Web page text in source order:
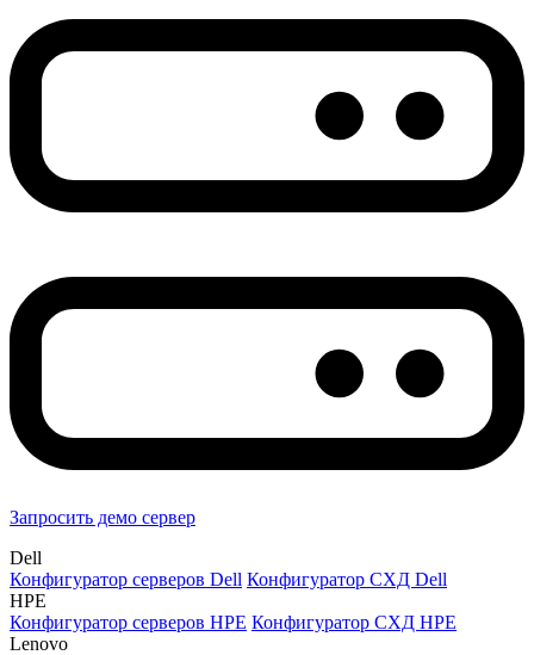
Запросить демо сервер
Dell
Конфигуратор серверов Dell Конфигуратор СХД Dell
HPE
Конфигуратор серверов HPE Конфигуратор СХД HPE
Lenovo